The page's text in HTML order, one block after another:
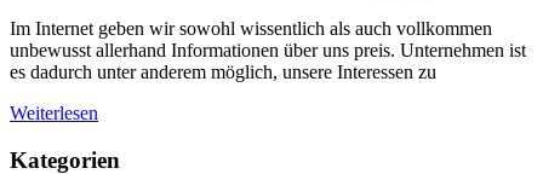
Im Internet geben wir sowohl wissentlich als auch vollkommen
unbewusst allerhand Informationen über uns preis. Unternehmen ist
es dadurch unter anderem möglich, unsere Interessen zu
Weiterlesen
Kategorien